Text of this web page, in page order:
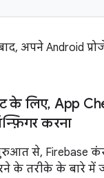
अपने Android
के लिए, App
करना
से, Firebase
के तरीके के बारे में